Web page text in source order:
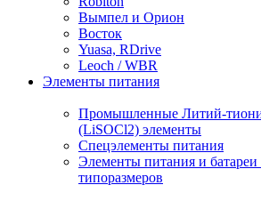
Вымпел и Орион
Восток
Yuasa, RDrive
Leoch / WBR
Элементы питания
Промышленные Литий-
(LiSOCl2) элементы
Спецэлементы питания
Элементы питания и
типоразмеров